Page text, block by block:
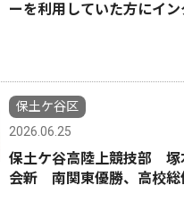
ーを利用していた方にイン
保土ケ谷区
2026.06.25
保土ケ谷高陸上競技部 塚
会新 南関東優勝、高校総